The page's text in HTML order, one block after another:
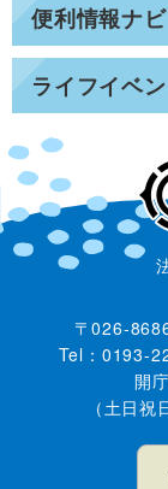
便利情報ナビ
ライフイベ
〒026-
Tel：0193-
開
（土日